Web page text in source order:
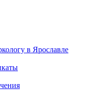
в Ярославле